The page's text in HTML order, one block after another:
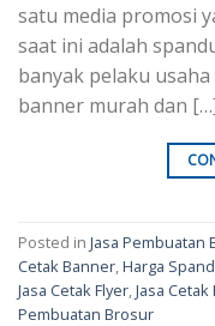
satu media promosi
saat ini adalah
banyak pelaku
banner murah dan
Posted in Jasa Pembuatan
Cetak Banner,Harga
Jasa Cetak Flyer,Jasa
Pembuatan Brosur